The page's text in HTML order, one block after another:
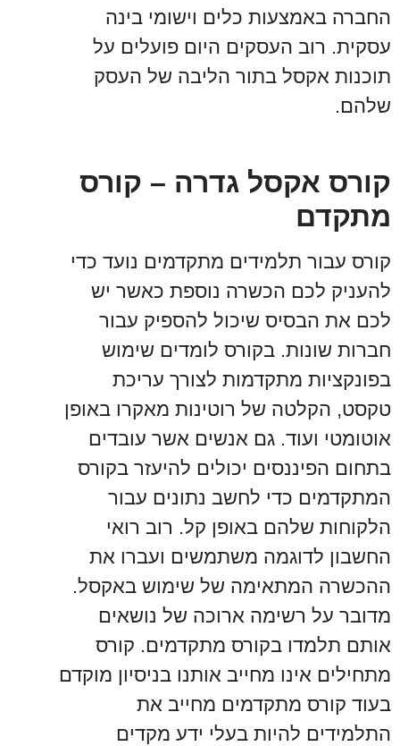
החברה באמצעות כלים וישומי בינה
עסקית. רוב העסקים היום פועלים על
תוכנות אקסל בתור הליבה של העסק
שלהם.
קורס אקסל גדרה – קורס
מתקדם
קורס עבור תלמידים מתקדמים נועד כדי
להעניק לכם הכשרה נוספת כאשר יש
לכם את הבסיס שיכול להספיק עבור
חברות שונות. בקורס לומדים שימוש
בפונקציות מתקדמות לצורך עריכת
טקסט, הקלטה של רוטינות מאקרו באופן
אוטומטי ועוד. גם אנשים אשר עובדים
בתחום הפיננסים יכולים להיעזר בקורס
המתקדמים כדי לחשב נתונים עבור
הלקוחות שלהם באופן קל. רוב רואי
החשבון לדוגמה משתמשים ועברו את
ההכשרה המתאימה של שימוש באקסל.
מדובר על רשימה ארוכה של נושאים
אותם תלמדו בקורס מתקדמים. קורס
מתחילים אינו מחייב אותנו בניסיון מוקדם
בעוד קורס מתקדמים מחייב את
התלמידים להיות בעלי ידע מקדים